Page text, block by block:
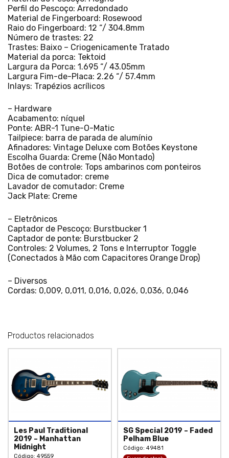
Perfil do Pescoço: Arredondado
Material de Fingerboard: Rosewood
Raio do Fingerboard: 12 “/ 304.8mm
Número de trastes: 22
Trastes: Baixo – Criogenicamente Tratado
Material da porca: Tektoid
Largura da Porca: 1.695 “/ 43.05mm
Largura Fim-de-Placa: 2.26 “/ 57.4mm
Inlays: Trapézios acrílicos
– Hardware
Acabamento: níquel
Ponte: ABR-1 Tune-O-Matic
Tailpiece: barra de parada de alumínio
Afinadores: Vintage Deluxe com Botões Keystone
Escolha Guarda: Creme (Não Montado)
Botões de controle: Tops ambarinos com ponteiros
Dica de comutador: creme
Lavador de comutador: Creme
Jack Plate: Creme
– Eletrônicos
Captador de Pescoço: Burstbucker 1
Captador de ponte: Burstbucker 2
Controles: 2 Volumes, 2 Tons e Interruptor Toggle
(Conectados à Mão com Capacitores Orange Drop)
– Diversos
Cordas: 0,009, 0,011, 0,016, 0,026, 0,036, 0,046
Productos relacionados
Les Paul Traditional
2019 – Manhattan
Midnight
Código: 49559
SG Special 2019 – Faded
Pelham Blue
Código: 49481